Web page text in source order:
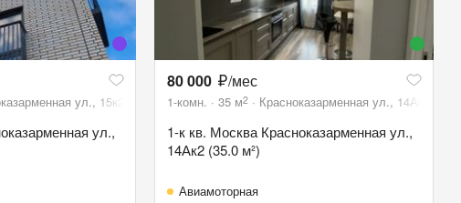
ул., 15к2
ул.,
80 000 /мес
1-комн. 35 м2 Красноказарменная ул., 14Ак2
1-к кв. Москва Красноказарменная ул.,
14Ак2 (35.0 м²)
Авиамоторная